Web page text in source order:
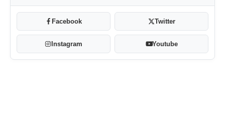
Facebook Twitter
Instagram Youtube